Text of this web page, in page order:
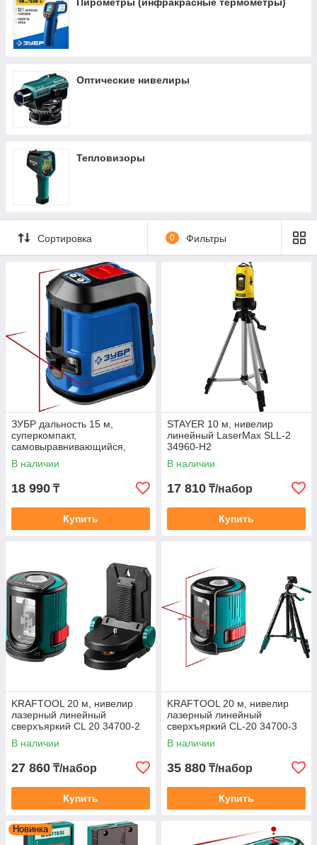
Оптические нивелиры
Тепловизоры
Сортировка 0 Фильтры
ЗУБР дальность 15 м,
суперкомпакт,
самовыравнивающийся,
двухлучевой, точность +/-0,3
мм/м, нивелир лазерный
В наличии
18 990 ₸
Купить
STAYER 10 м, нивелир
линейный LaserMax SLL-2
34960-H2
В наличии
17 810 ₸/набор
Купить
KRAFTOOL 20 м, нивелир
лазерный линейный
сверхъяркий CL 20 34700-2
В наличии
27 860 ₸/набор
Купить
KRAFTOOL 20 м, нивелир
лазерный линейный
сверхъяркий CL-20 34700-3
В наличии
35 880 ₸/набор
Купить
Новинка